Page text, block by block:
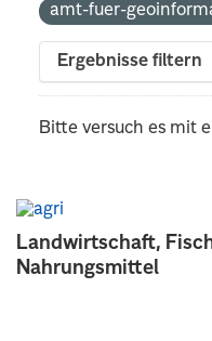
Landwirtschaft,
Nahrungsmittel
amt-fuer-
Ergebnisse filtern
Bitte versuch es mit